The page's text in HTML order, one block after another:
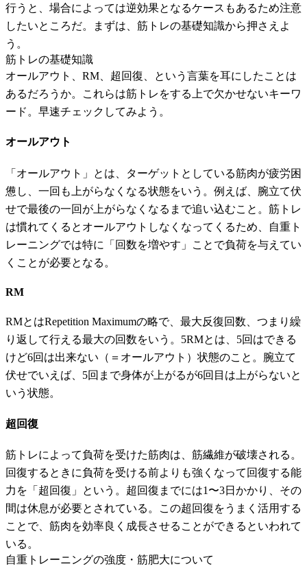
行うと、場合によっては逆効果となるケースもあるため注意
したいところだ。まずは、筋トレの基礎知識から押さえよ
う。
筋トレの基礎知識
オールアウト、RM、超回復、という言葉を耳にしたことは
あるだろうか。これらは筋トレをする上で欠かせないキーワ
ード。早速チェックしてみよう。
オールアウト
「オールアウト」とは、ターゲットとしている筋肉が疲労困
憊し、一回も上がらなくなる状態をいう。例えば、腕立て伏
せで最後の一回が上がらなくなるまで追い込むこと。筋トレ
は慣れてくるとオールアウトしなくなってくるため、自重ト
レーニングでは特に「回数を増やす」ことで負荷を与えてい
くことが必要となる。
RM
RMとはRepetition Maximumの略で、最大反復回数、つまり繰
り返して行える最大の回数をいう。5RMとは、5回はできる
けど6回は出来ない（＝オールアウト）状態のこと。腕立て
伏せでいえば、5回まで身体が上がるが6回目は上がらないと
いう状態。
超回復
筋トレによって負荷を受けた筋肉は、筋繊維が破壊される。
回復するときに負荷を受ける前よりも強くなって回復する能
力を「超回復」という。超回復までには1〜3日かかり、その
間は休息が必要とされている。この超回復をうまく活用する
ことで、筋肉を効率良く成長させることができるといわれて
いる。
自重トレーニングの強度・筋肥大について